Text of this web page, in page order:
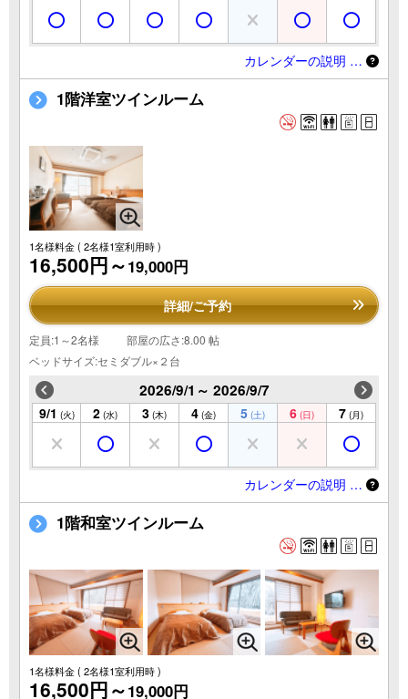
カレンダーの説明 …
1階洋室ツインルーム
1名様料金( 2名様1室利用時 )
16,500円～19,000円
詳細/ご予約
定員:1～2名様
部屋の広さ:8.00 帖
ベッドサイズ:セミダブル×２台
2026/9/1～ 2026/9/7
9/1 (火) 2 (水) 3 (木) 4 (金) 5 (土) 6 (日) 7 (月)
カレンダーの説明 …
1階和室ツインルーム
1名様料金( 2名様1室利用時 )
16,500円～19,000円